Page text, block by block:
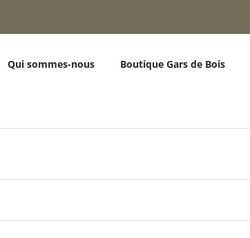
Qui sommes-nous Boutique Gars de Bois